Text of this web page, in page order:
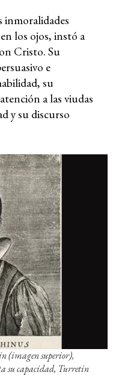
inmoralidades
los ojos, instó a
Cristo. Su
e
su
a las viudas
y su discurso
(imagen superior),
su capacidad, Turretin